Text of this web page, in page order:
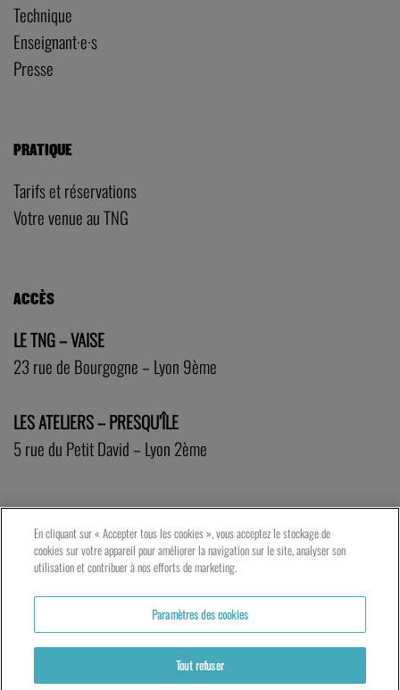
Technique
Enseignant·e·s
Presse
PRATIQUE
Tarifs et réservations
Votre venue au TNG
ACCÈS
LE TNG – VAISE
23 rue de Bourgogne – Lyon 9ème
LES ATELIERS – PRESQU’ÎLE
5 rue du Petit David – Lyon 2ème
En cliquant sur « Accepter tous les cookies », vous acceptez le stockage de
cookies sur votre appareil pour améliorer la navigation sur le site, analyser son
utilisation et contribuer à nos efforts de marketing.
Paramètres des cookies
Tout refuser